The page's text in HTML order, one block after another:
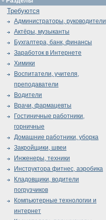
Требуются
Администраторы, руководители
Актёры, музыканты
Бухгалтера, банк, финансы
Заработок в Интернете
Химики
Воспитатели, учителя,
преподаватели
Водители
Врачи, фармацевты
Гостиничные работники,
горничные
Домашние работники, уборка
Закройщики, швеи
Инженеры, техники
Инструктора фитнес, аэробика
Кладовщики, водители
погрузчиков
Компьютерные технологии и
интернет